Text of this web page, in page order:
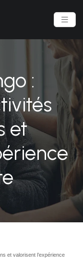
:
et
et valorisent l’expérience